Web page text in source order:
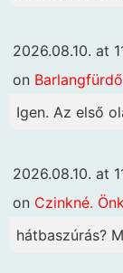
2026.08.10. at
on
Igen. Az első
2026.08.10. at
on Czinkné.
hátbaszúrás?